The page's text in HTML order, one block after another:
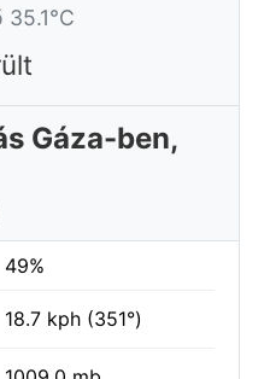
Gáza-ben,
49%
18.7 kph (351°)